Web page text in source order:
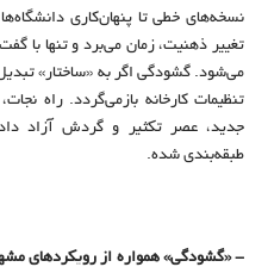
نسخه‌های خطی تا پنهان‌کاری
تغییر ذهنیت، زمان می‌برد و تنها با
می‌شود. گشودگی اگر به «ساختار» تبدیل
تنظیمات کارخانه بازمی‌گردد. راه
جدید، عصر تکثیر و گردش آزاد
طبقه‌بندی شده.
- «گشودگی» همواره از رویکردهای